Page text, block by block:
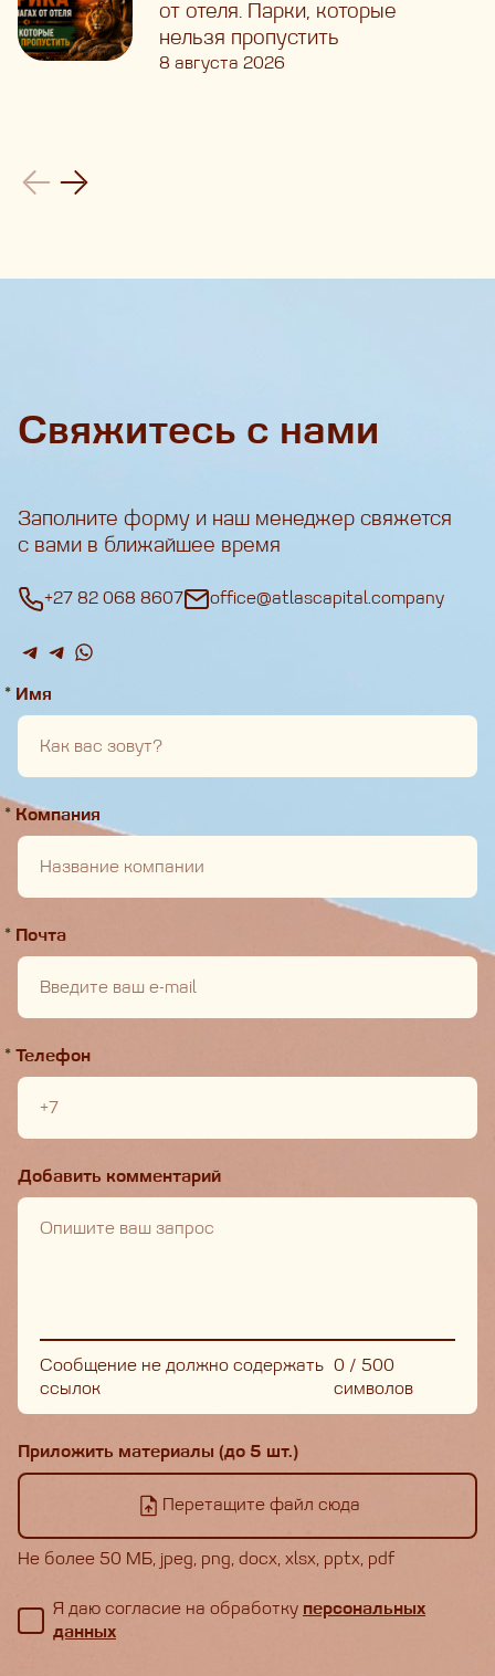
от отеля. Парки, которые
нельзя пропустить
8 августа 2026
Свяжитесь с нами
Заполните форму и наш менеджер свяжется
с вами в ближайшее время
+27 82 068 8607 office@atlascapital.company
* Имя
* Компания
* Почта
* Телефон
Добавить комментарий
Сообщение не должно содержать
ссылок
0 / 500
символов
Приложить материалы (до 5 шт.)
Перетащите файл сюда
Не более 50 МБ, jpeg, png, docx, xlsx, pptx, pdf
Я даю согласие на обработку персональных
данных